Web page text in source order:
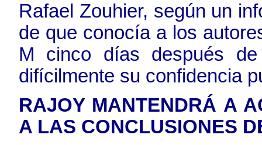
Rafael Zouhier, según un
de que conocía a los
M cinco días después
difícilmente su confidencia
RAJOY MANTENDRÁ A
A LAS CONCLUSIONES